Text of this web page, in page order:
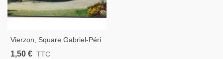
Vierzon, Square Gabriel-Péri
- Carte Postale Cher 18, REC
1,50 € TTC